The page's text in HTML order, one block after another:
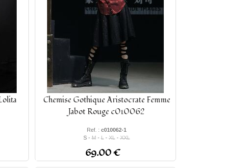
Chemise Gothique Aristocrate Femme
Jabot Rouge c010062
Ref. : c010062-1
S -M-L-XL-XXL
69.00 €